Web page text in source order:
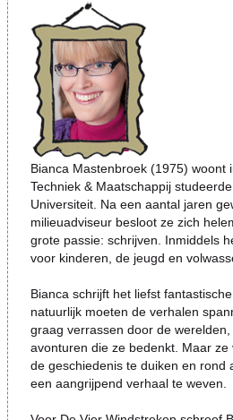
Bianca Mastenbroek (1975) woont
Techniek & Maatschappij
Universiteit. Na een aantal jaren
milieuadviseur besloot ze zich
grote passie: schrijven. Inmiddels
voor kinderen, de jeugd en
Bianca schrijft het liefst
natuurlijk moeten de verhalen
graag verrassen door de
avonturen die ze bedenkt. Maar
de geschiedenis te duiken en rond
een aangrijpend verhaal te weven.